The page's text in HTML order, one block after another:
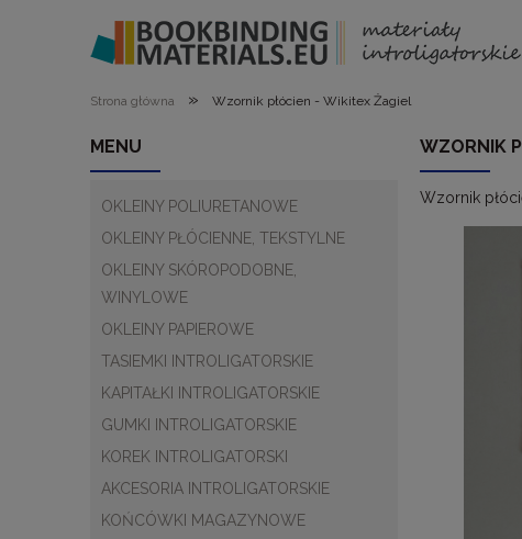
Strona główna » Wzornik płócien - Wikitex Żagiel
MENU
OKLEINY POLIURETANOWE
OKLEINY PŁÓCIENNE, TEKSTYLNE
OKLEINY SKÓROPODOBNE,
WINYLOWE
OKLEINY PAPIEROWE
TASIEMKI INTROLIGATORSKIE
KAPITAŁKI INTROLIGATORSKIE
GUMKI INTROLIGATORSKIE
KOREK INTROLIGATORSKI
AKCESORIA INTROLIGATORSKIE
KOŃCÓWKI MAGAZYNOWE
WZORNIK
Wzornik